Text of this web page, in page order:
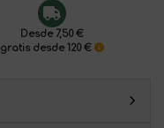
Desde 7,50 €
gratis desde 120 €